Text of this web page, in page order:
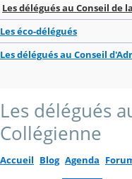
Les délégués au Conseil de
Les éco-délégués
Les délégués au Conseil
Les délégués
Collégienne
Accueil Blog Agenda